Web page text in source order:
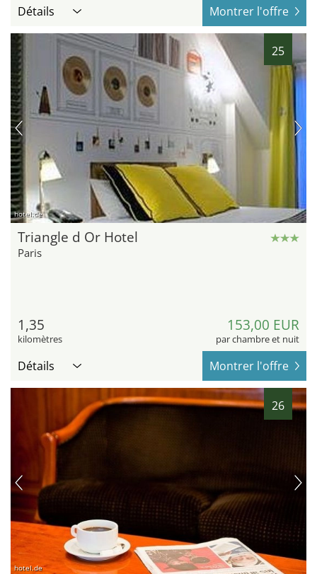
Détails Montrer l'offre
25
hotel.de
Triangle d Or Hotel
Paris
1,35
kilomètres
153,00 EUR
par chambre et nuit
Détails Montrer l'offre
26
hotel.de